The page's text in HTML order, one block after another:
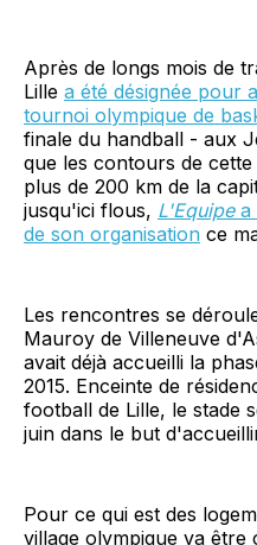
Après de longs mois de
Lille a été désignée pour
tournoi olympique de
finale du handball - aux
que les contours de
plus de 200 km de la
jusqu'ici flous, L'Equipea
de son organisation ce
Les rencontres se
Mauroy de Villeneuve
avait déjà accueilli la
2015. Enceinte de
football de Lille, le stade
juin dans le but
Pour ce qui est des
village olympique va